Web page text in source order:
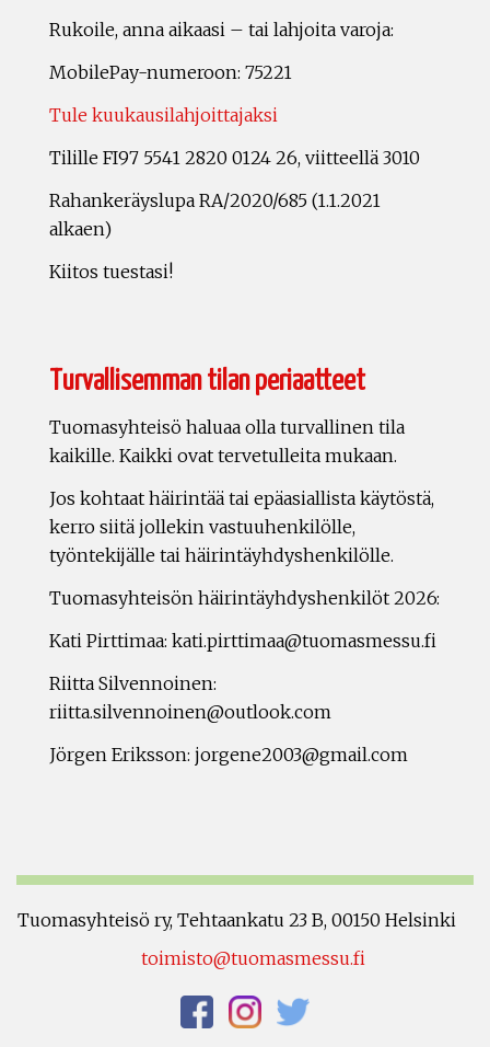
Rukoile, anna aikaasi – tai lahjoita varoja:
MobilePay-numeroon: 75221
Tule kuukausilahjoittajaksi
Tilille FI97 5541 2820 0124 26, viitteellä 3010
Rahankeräyslupa RA/2020/685 (1.1.2021
alkaen)
Kiitos tuestasi!
Turvallisemman tilan periaatteet
Tuomasyhteisö haluaa olla turvallinen tila
kaikille. Kaikki ovat tervetulleita mukaan.
Jos kohtaat häirintää tai epäasiallista käytöstä,
kerro siitä jollekin vastuuhenkilölle,
työntekijälle tai häirintäyhdyshenkilölle.
Tuomasyhteisön häirintäyhdyshenkilöt 2026:
Kati Pirttimaa: kati.pirttimaa@tuomasmessu.fi
Riitta Silvennoinen:
riitta.silvennoinen@outlook.com
Jörgen Eriksson: jorgene2003@gmail.com
Tuomasyhteisö ry, Tehtaankatu 23 B, 00150 Helsinki
toimisto@tuomasmessu.fi